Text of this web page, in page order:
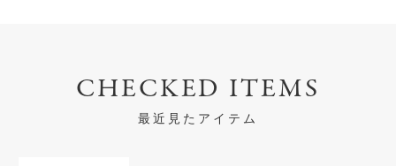
CHECKED ITEMS
最近見たアイテム